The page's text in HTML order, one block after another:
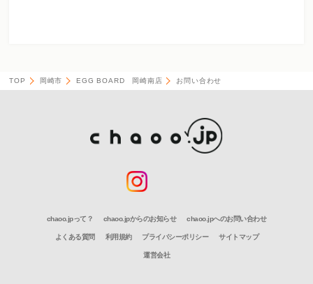
TOP 岡崎市 EGG BOARD 岡崎南店 お問い合わせ
chaoo.jpって？ chaoo.jpからのお知らせ chaoo.jpへのお問い合わせ
よくある質問 利用規約 プライバシーポリシー サイトマップ
運営会社